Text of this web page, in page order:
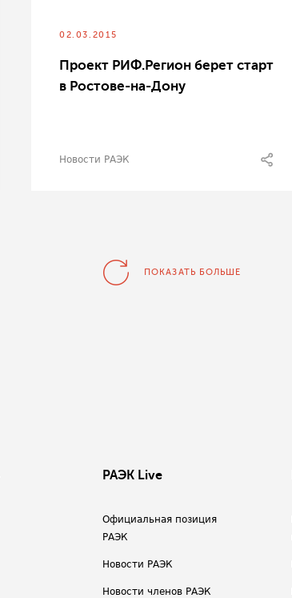
02.03.2015
Проект РИФ.Регион берет старт
в Ростове-на-Дону
Новости РАЭК
ПОКАЗАТЬ БОЛЬШЕ
РАЭК Live
Официальная позиция
РАЭК
Новости РАЭК
Новости членов РАЭК